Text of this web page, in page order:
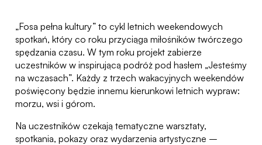
„Fosa pełna kultury” to cykl letnich weekendowych
spotkań, który co roku przyciąga miłośników twórczego
spędzania czasu. W tym roku projekt zabierze
uczestników w inspirującą podróż pod hasłem „Jesteśmy
na wczasach”. Każdy z trzech wakacyjnych weekendów
poświęcony będzie innemu kierunkowi letnich wypraw:
morzu, wsi i górom.
Na uczestników czekają tematyczne warsztaty,
spotkania, pokazy oraz wydarzenia artystyczne –